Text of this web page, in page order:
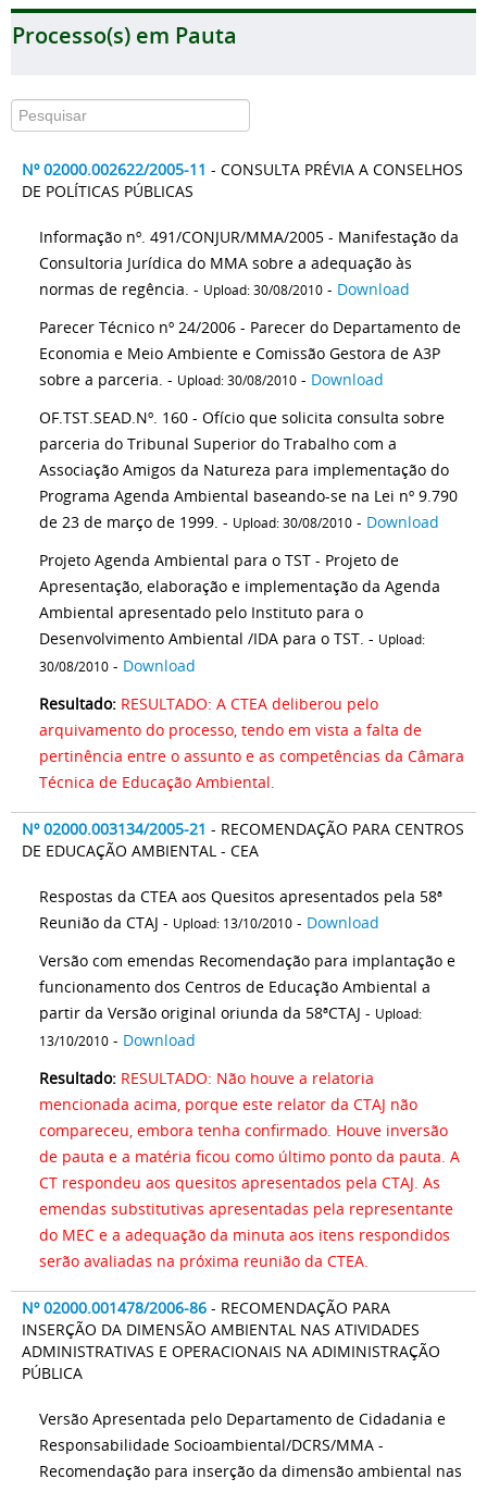
Processo(s) em Pauta
Nº 02000.002622/2005-11 - CONSULTA PRÉVIA A CONSELHOS
DE POLÍTICAS PÚBLICAS
Informação nº. 491/CONJUR/MMA/2005 - Manifestação da
Consultoria Jurídica do MMA sobre a adequação às
normas de regência. - Upload: 30/08/2010 - Download
Parecer Técnico nº 24/2006 - Parecer do Departamento de
Economia e Meio Ambiente e Comissão Gestora de A3P
sobre a parceria. - Upload: 30/08/2010 - Download
OF.TST.SEAD.Nº. 160 - Ofício que solicita consulta sobre
parceria do Tribunal Superior do Trabalho com a
Associação Amigos da Natureza para implementação do
Programa Agenda Ambiental baseando-se na Lei nº 9.790
de 23 de março de 1999. - Upload: 30/08/2010 - Download
Projeto Agenda Ambiental para o TST - Projeto de
Apresentação, elaboração e implementação da Agenda
Ambiental apresentado pelo Instituto para o
Desenvolvimento Ambiental /IDA para o TST. - Upload:
30/08/2010 - Download
Resultado: RESULTADO: A CTEA deliberou pelo
arquivamento do processo, tendo em vista a falta de
pertinência entre o assunto e as competências da Câmara
Técnica de Educação Ambiental.
Nº 02000.003134/2005-21 - RECOMENDAÇÃO PARA CENTROS
DE EDUCAÇÃO AMBIENTAL - CEA
Respostas da CTEA aos Quesitos apresentados pela 58ª
Reunião da CTAJ - Upload: 13/10/2010 - Download
Versão com emendas Recomendação para implantação e
funcionamento dos Centros de Educação Ambiental a
partir da Versão original oriunda da 58ªCTAJ - Upload:
13/10/2010 - Download
Resultado: RESULTADO: Não houve a relatoria
mencionada acima, porque este relator da CTAJ não
compareceu, embora tenha confirmado. Houve inversão
de pauta e a matéria ficou como último ponto da pauta. A
CT respondeu aos quesitos apresentados pela CTAJ. As
emendas substitutivas apresentadas pela representante
do MEC e a adequação da minuta aos itens respondidos
serão avaliadas na próxima reunião da CTEA.
Nº 02000.001478/2006-86 - RECOMENDAÇÃO PARA
INSERÇÃO DA DIMENSÃO AMBIENTAL NAS ATIVIDADES
ADMINISTRATIVAS E OPERACIONAIS NA ADIMINISTRAÇÃO
PÚBLICA
Versão Apresentada pelo Departamento de Cidadania e
Responsabilidade Socioambiental/DCRS/MMA -
Recomendação para inserção da dimensão ambiental nas